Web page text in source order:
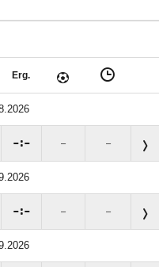
Erg.
: – –
: – –